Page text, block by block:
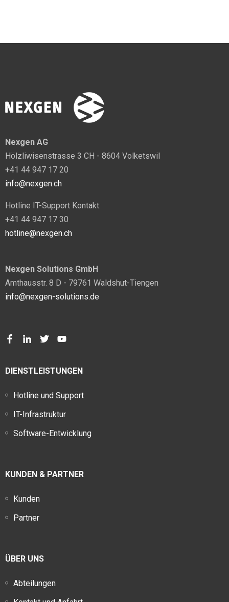
Nexgen AG
Hölzliwisenstrasse 3 CH - 8604 Volketswil
+41 44 947 17 20
info@nexgen.ch
Hotline IT-Support Kontakt:
+41 44 947 17 30
hotline@nexgen.ch
Nexgen Solutions GmbH
Amthausstr. 8 D - 79761 Waldshut-Tiengen
info@nexgen-solutions.de
DIENSTLEISTUNGEN
Hotline und Support
IT-Infrastruktur
Software-Entwicklung
KUNDEN & PARTNER
Kunden
Partner
ÜBER UNS
Abteilungen